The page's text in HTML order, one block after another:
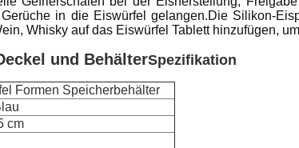
in die Eiswürfel gelangen.Die Silikon-
Whisky auf das Eiswürfel Tablett hinzufügen,
und BehälterSpezifikation
Formen Speicherbehälter
cm